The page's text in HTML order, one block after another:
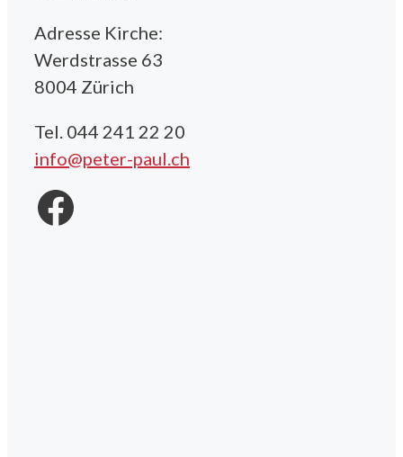
Adresse Kirche:
Werdstrasse 63
8004 Zürich
Tel. 044 241 22 20
info@peter-paul.ch
Facebook